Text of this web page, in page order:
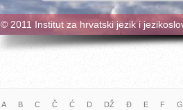
© 2011 Institut za hrvatski jezik i
A B C Č Ć D DŽ Đ E F G